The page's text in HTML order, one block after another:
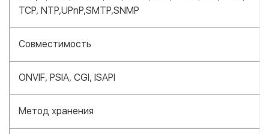
TCP, NTP,UPnP,SMTP,SNMP
Совместимость
ONVIF, PSIA, CGI, ISAPI
Метод хранения